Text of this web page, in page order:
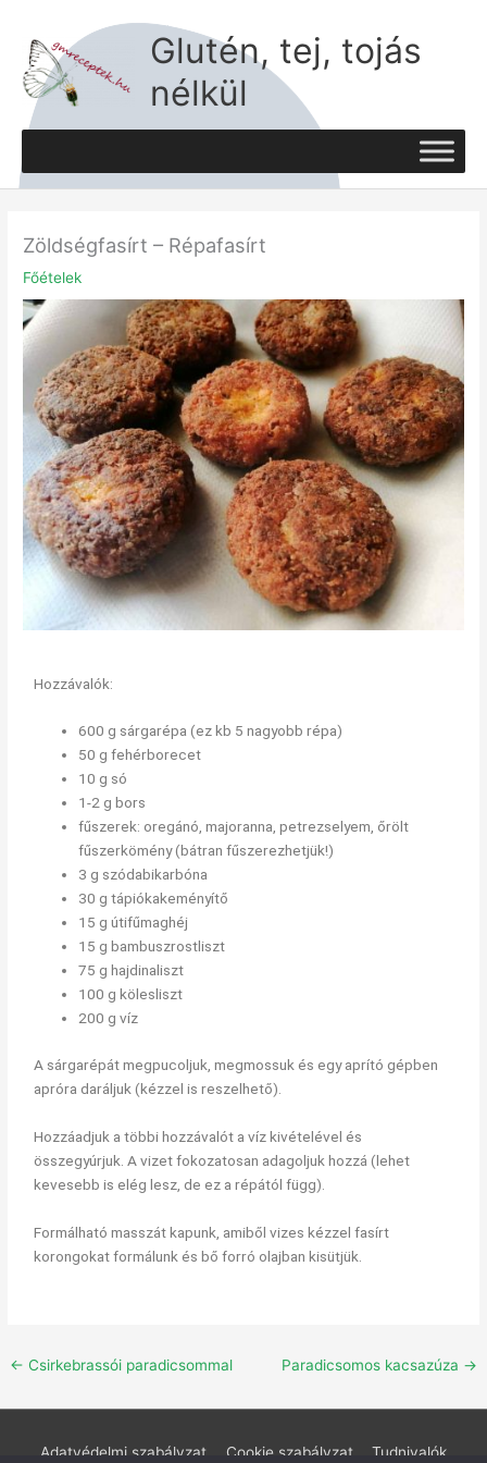
content
Glutén, tej, tojás
nélkül
Zöldségfasírt – Répafasírt
Főételek
Hozzávalók:
600 g sárgarépa (ez kb 5 nagyobb répa)
50 g fehérborecet
10 g só
1-2 g bors
fűszerek: oregánó, majoranna, petrezselyem, őrölt
fűszerkömény (bátran fűszerezhetjük!)
3 g szódabikarbóna
30 g tápiókakeményítő
15 g útifűmaghéj
15 g bambuszrostliszt
75 g hajdinaliszt
100 g kölesliszt
200 g víz
A sárgarépát megpucoljuk, megmossuk és egy aprító gépben
apróra daráljuk (kézzel is reszelhető).
Hozzáadjuk a többi hozzávalót a víz kivételével és
összegyúrjuk. A vizet fokozatosan adagoljuk hozzá (lehet
kevesebb is elég lesz, de ez a répától függ).
Formálható masszát kapunk, amiből vizes kézzel fasírt
korongokat formálunk és bő forró olajban kisütjük.
← Csirkebrassói paradicsommal Paradicsomos kacsazúza →
Adatvédelmi szabályzat Cookie szabályzat Tudnivalók